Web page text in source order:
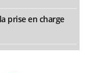
prise en charge